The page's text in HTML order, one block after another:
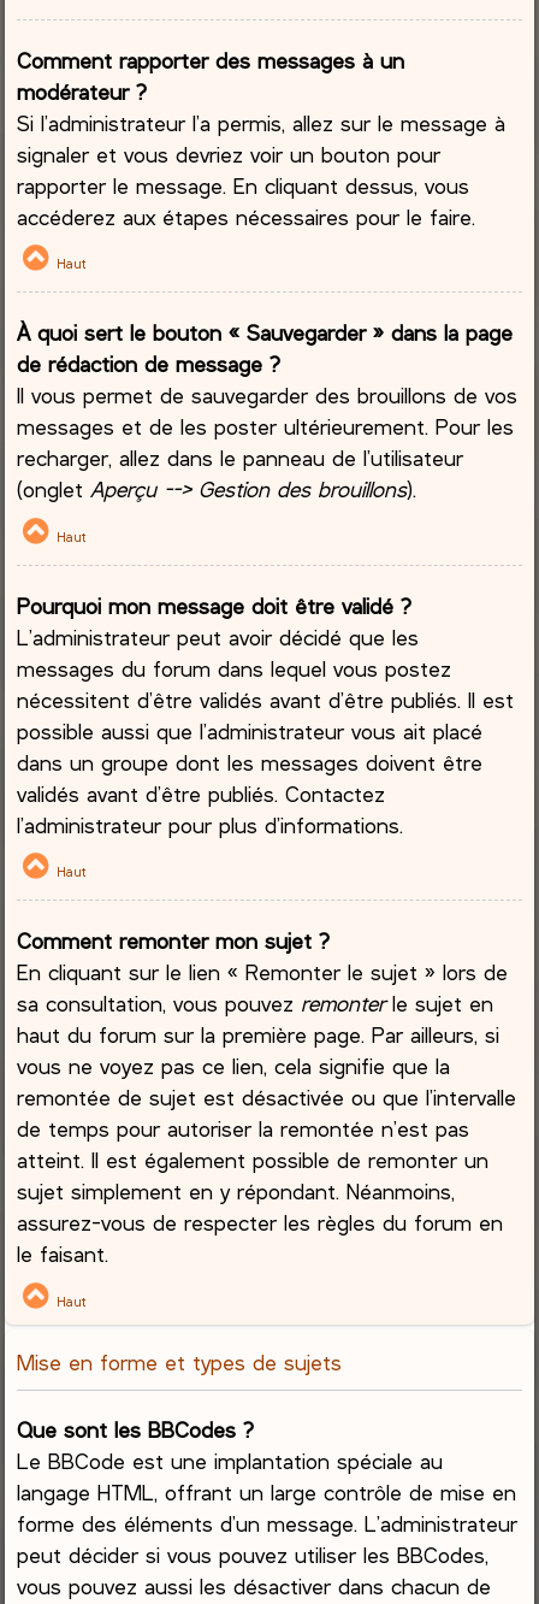
Comment rapporter des messages à un
modérateur ?
Si l’administrateur l’a permis, allez sur le message à
signaler et vous devriez voir un bouton pour
rapporter le message. En cliquant dessus, vous
accéderez aux étapes nécessaires pour le faire.
Haut
À quoi sert le bouton « Sauvegarder » dans la page
de rédaction de message ?
Il vous permet de sauvegarder des brouillons de vos
messages et de les poster ultérieurement. Pour les
recharger, allez dans le panneau de l’utilisateur
(ongletAperçu --> Gestion des brouillons).
Haut
Pourquoi mon message doit être validé ?
L’administrateur peut avoir décidé que les
messages du forum dans lequel vous postez
nécessitent d’être validés avant d’être publiés. Il est
possible aussi que l’administrateur vous ait placé
dans un groupe dont les messages doivent être
validés avant d’être publiés. Contactez
l’administrateur pour plus d’informations.
Haut
Comment remonter mon sujet ?
En cliquant sur le lien « Remonter le sujet » lors de
sa consultation, vous pouvez remonterle sujet en
haut du forum sur la première page. Par ailleurs, si
vous ne voyez pas ce lien, cela signifie que la
remontée de sujet est désactivée ou que l’intervalle
de temps pour autoriser la remontée n’est pas
atteint. Il est également possible de remonter un
sujet simplement en y répondant. Néanmoins,
assurez-vous de respecter les règles du forum en
le faisant.
Haut
Mise en forme et types de sujets
Que sont les BBCodes ?
Le BBCode est une implantation spéciale au
langage HTML, offrant un large contrôle de mise en
forme des éléments d’un message. L’administrateur
peut décider si vous pouvez utiliser les BBCodes,
vous pouvez aussi les désactiver dans chacun de